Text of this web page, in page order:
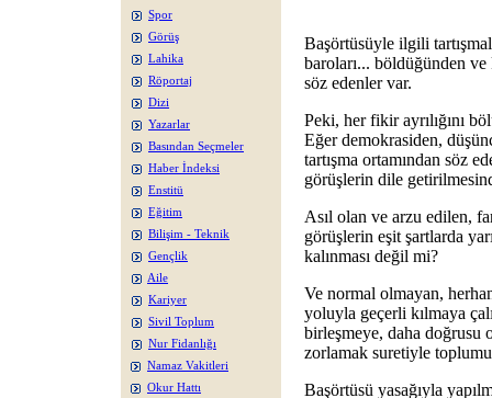
Spor
Görüş
Lahika
Röportaj
Dizi
Yazarlar
Basından Seçmeler
Haber İndeksi
Enstitü
Eğitim
Bilişim - Teknik
Gençlik
Aile
Kariyer
Sivil Toplum
Nur Fidanlığı
Namaz Vakitleri
Okur Hattı
Başörtüsüyle ilgili
baroları... böldüğünden
söz edenler var.
Peki, her fikir ayrılığını
Eğer demokrasiden,
tartışma ortamından söz
görüşlerin dile
Asıl olan ve arzu edilen,
görüşlerin eşit şartlarda
kalınması değil mi?
Ve normal olmayan,
yoluyla geçerli kılmaya
birleşmeye, daha doğrusu
zorlamak suretiyle
Başörtüsü yasağıyla